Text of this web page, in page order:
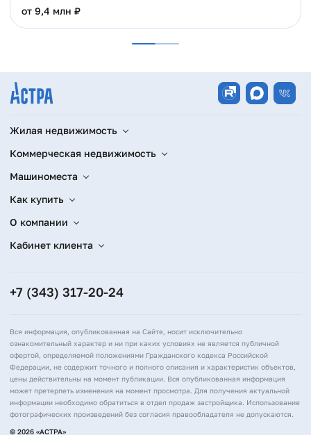
благородного камня и дерева является логичным
переходом от ультрасовременного фасада к новаторству
Проектировщики New House «mART» превзошли себя,
превратив процесс создания планировок в новый вид
искусства. Мечта любого покупателя – гармоничный и
используется максимально эффективно. В идеальной
нерешенных пространств. Проектировщики «mART» же
отказались от них совсем, не оставив даже коридоров.
приватных и гостевых зон.
Планировочные решения предлагают короткие и удобные
хозяева и гости стразу попадают в кухню-гостиную –
предусматривают выход из гостиной в гостевой санузел,
частные и приватные зоны – детскую, спальню или
кабинет.
Размеры и расположение всех зон формировались с
учетом их функциональной нагрузки и зрительного
восприятия пространства. Каждая квартира New House
«mART» наполнена светом и воздухом.
Искусство создания пространства
от 9,4 млн ₽
Жилая недвижимость
Коммерческая недвижимость
Машиноместа
Как купить
О компании
Кабинет клиента
+7 (343) 317-20-24
Вся информация, опубликованная на Сайте, носит исключительно
ознакомительный характер и ни при каких условиях не является публичной
офертой, определяемой положениями Гражданского кодекса Российской
Федерации, не содержит точного и полного описания и характеристик объектов,
цены действительны на момент публикации. Вся опубликованная информация
может претерпеть изменения на момент просмотра. Для получения актуальной
информации необходимо обратиться в отдел продаж застройщика. Использование
фотографических произведений без согласия правообладателя не допускаются.
© 2026 «АСТРА»